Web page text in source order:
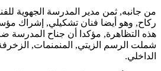
من جانبه, ثمن مدير المدرسة الجهوية
ركاح, وهو أيضا فنان تشكيلي, إشراك
هذه التظاهرة, مؤكدا أن جناح المدرسة
شملت الرسم الزيتي, المنمنمات,
الداخلي.